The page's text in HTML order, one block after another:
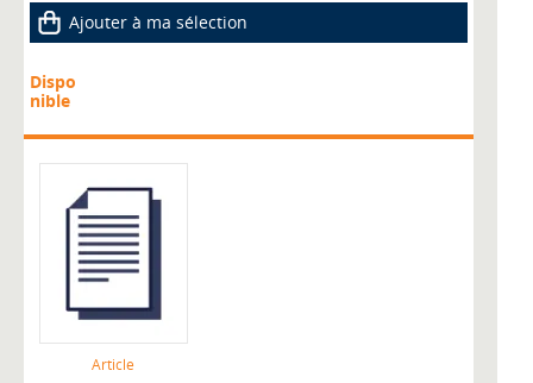
Ajouter à ma sélection
Dispo
nible
Article